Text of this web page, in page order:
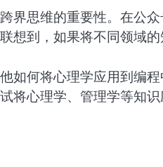
界思维的重要性。在公
想到，如果将不同领域
如何将心理学应用到编
将心理学、管理学等知